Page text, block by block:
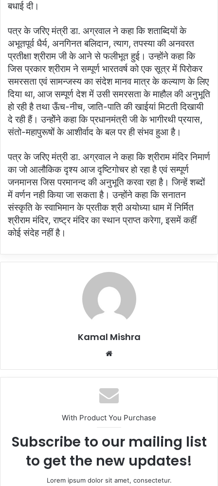
बधाई दी।
पत्र के जरिए मंत्री डा. अग्रवाल ने कहा कि शताब्दियों के
अभूतपूर्व धैर्य, अनगिनत बलिदान, त्याग, तपस्या की अनवरत
प्रतीक्षा श्रीराम जी के आने से फलीभूत हुई। उन्होंने कहा कि
जिस प्रकार श्रीराम ने सम्पूर्ण भारतवर्ष को एक सूत्र में पिरोकर
समरसता एवं सामन्जस्य का संदेश मानव मात्र के कल्याण के लिए
दिया था, आज सम्पूर्ण देश में उसी समरसता के माहौल की अनुभूति
हो रही है तथा ऊँच-नीच, जाति-पाति की खाईयां मिटती दिखायी
दे रही हैं। उन्होेंने कहा कि प्रधानमंत्री जी के भागीरथी प्रयास,
संतो-महापुरूषों के आशीर्वाद के बल पर ही संभव हुआ है।
पत्र के जरिए मंत्री डा. अग्रवाल ने कहा कि श्रीराम मंदिर निमार्ण
का जो आलौकिक दृश्य आज दृष्टिगोचर हो रहा है एवं सम्पूर्ण
जनमानस जिस परमानन्द की अनुभूति करवा रहा है। जिन्हें शब्दों
में वर्णन नही किया जा सकता है। उन्होंने कहा कि सनातन
संस्कृति के स्वाभिमान के प्रतीक श्री अयोध्या धाम में निर्मित
श्रीराम मंदिर, राष्ट्र मंदिर का स्थान प्राप्त करेगा, इसमें कहीं
कोई संदेह नहीं है।
Kamal Mishra
Website
With Product You Purchase
Subscribe to our mailing list
to get the new updates!
Lorem ipsum dolor sit amet, consectetur.